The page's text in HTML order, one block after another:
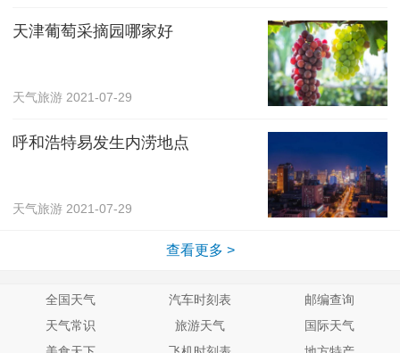
天津葡萄采摘园哪家好
天气旅游 2021-07-29
呼和浩特易发生内涝地点
天气旅游 2021-07-29
查看更多 >
全国天气 汽车时刻表
邮编查询
天气常识
旅游天气
国际天气